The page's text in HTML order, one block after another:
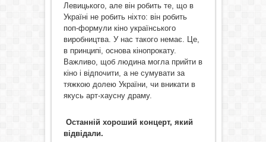
Левицького, але він робить те, що в
Україні не робить ніхто: він робить
поп-формули кіно українського
виробництва. У нас такого немає. Це,
в принципі, основа кінопрокату.
Важливо, щоб людина могла прийти в
кіно і відпочити, а не сумувати за
тяжкою долею України, чи вникати в
якусь арт-хаусну драму.
Останній хороший концерт, який
відвідали.